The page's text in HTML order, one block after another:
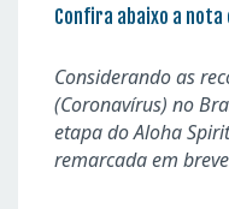
Confira abaixo a
Considerando as
(Coronavírus) no
etapa do Aloha
remarcada em